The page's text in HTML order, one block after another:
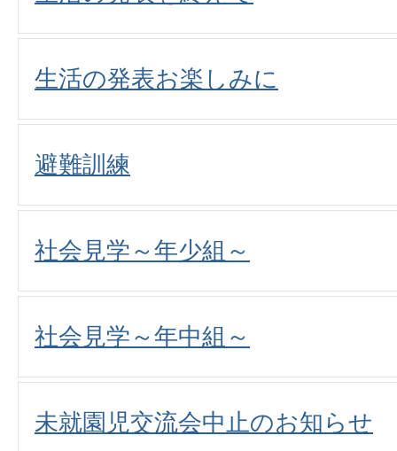
生活の発表お楽しみに
避難訓練
社会見学～年少組～
社会見学～年中組～
未就園児交流会中止のお知らせ